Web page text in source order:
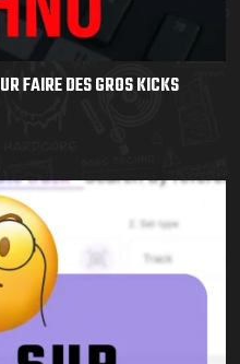
FAIRE DES GROS KICKS